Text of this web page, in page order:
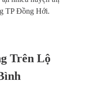
TP Đồng Hới.
Trên Lộ